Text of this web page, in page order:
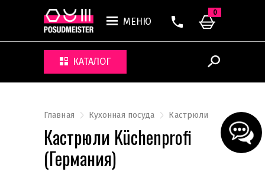
МЕНЮ
КАТАЛОГ
0
Главная Кухонная посуда Кастрюли
Кастрюли Küchenprofi
(Германия)